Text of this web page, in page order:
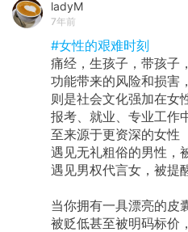
ladyM
7年前
#女性的艰难时刻
痛经，生孩子，带孩子
功能带来的风险和损害
则是社会文化强加在女
报考、就业、专业工作
至来源于更资深的女性
遇见无礼粗俗的男性，
遇见男权代言女，被提
当你拥有一具漂亮的皮
被贬低甚至被明码标价